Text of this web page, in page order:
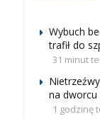
Wybuch
trafił do
31 minut
na dworcu
1 godzinę